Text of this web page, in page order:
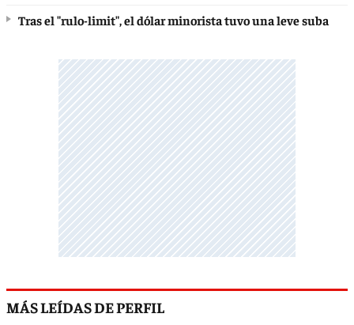
Tras el "rulo-limit", el dólar minorista tuvo una leve suba
MÁS LEÍDAS DE PERFIL